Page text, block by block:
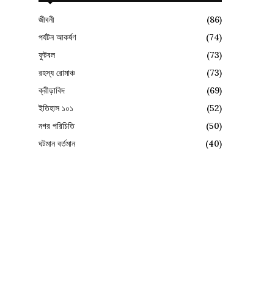
জীবনী
(86)
পর্যটন আকর্ষণ
(74)
ফুটবল
(73)
রহস্য রোমাঞ্চ
(73)
ক্রীড়াবিদ
(69)
ইতিহাস ১০১
(52)
নগর পরিচিতি
(50)
ঘটমান বর্তমান
(40)